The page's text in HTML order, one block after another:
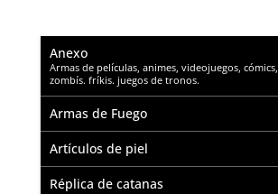
e
b
o
o
k
s
A
p
p
te
r
l e
Anexo
–
Armas de películas, animes, videojuegos, cómics,
zombís. fríkis. juegos de tronos.
Armas de Fuego
Artículos de piel
Réplica de catanas